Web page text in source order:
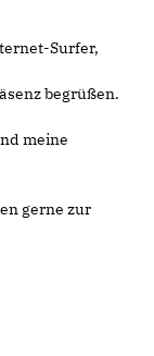
Surfer,
begrüßen.
meine
gerne zur